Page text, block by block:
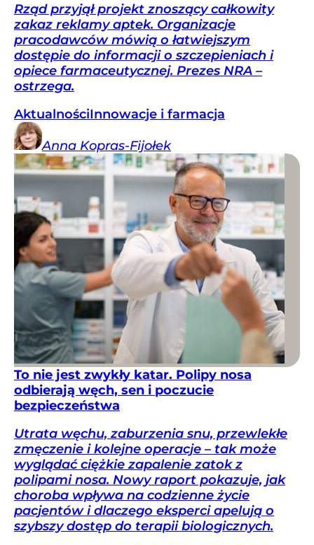
Rząd przyjął projekt znoszący całkowity
zakaz reklamy aptek. Organizacje
pracodawców mówią o łatwiejszym
dostępie do informacji o szczepieniach i
opiece farmaceutycznej. Prezes NRA –
ostrzega.
AktualnościInnowacje i farmacja
Anna Kopras-Fijołek
To nie jest zwykły katar. Polipy nosa
odbierają węch, sen i poczucie
bezpieczeństwa
Utrata węchu, zaburzenia snu, przewlekłe
zmęczenie i kolejne operacje – tak może
wyglądać ciężkie zapalenie zatok z
polipami nosa. Nowy raport pokazuje, jak
choroba wpływa na codzienne życie
pacjentów i dlaczego eksperci apelują o
szybszy dostęp do terapii biologicznych.